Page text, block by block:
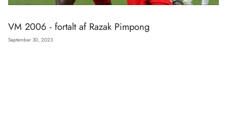
VM 2006 - fortalt af Razak Pimpong
September 30, 2023